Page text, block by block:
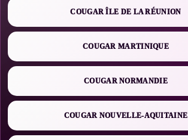
COUGAR ÎLE DE LA RÉUNION
COUGAR MARTINIQUE
COUGAR NORMANDIE
COUGAR NOUVELLE-AQUITAINE